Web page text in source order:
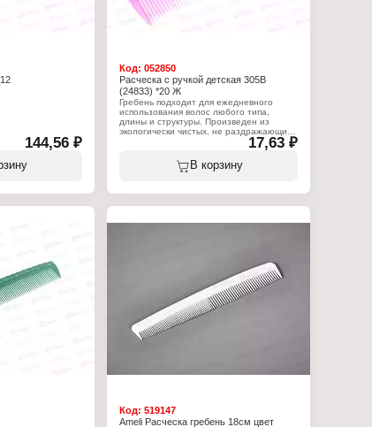
144,56 ₽
Код:052850
Расческа с ручкой детская 305В
(24833) *20 Ж
Гребень подходит для ежедневного
использования волос любого типа,
длины и структуры. Произведен из
экологически чистых, не раздражающих
антистатическим эффектом. Не
спутывает и не ломает волосы.
Вариация: гребень
17,63 ₽
В корзину
Код:519147
Ameli Расческа гребень 18см цвет